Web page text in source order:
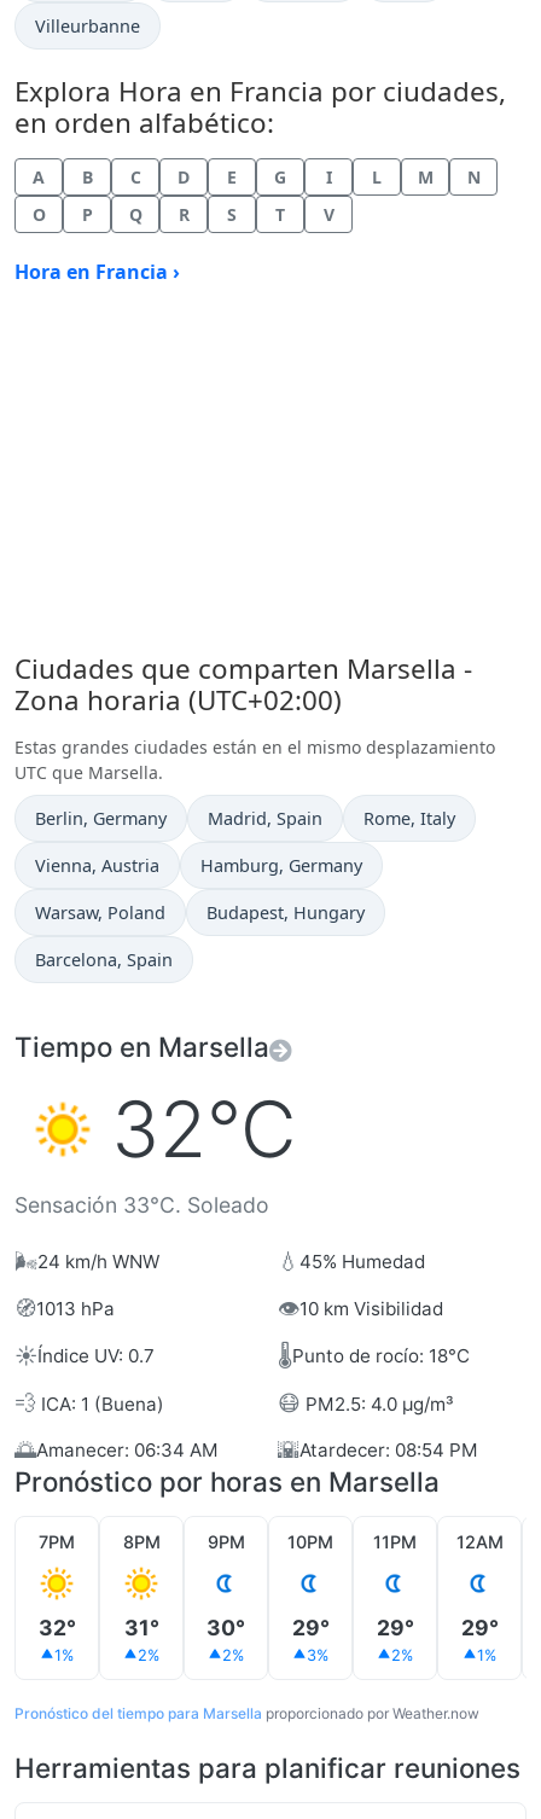
Hora actual en
Villeurbanne
Explora Hora en Francia por ciudades,
en orden alfabético:
A B C D E G I L M
N
O
P Q R S T V
Hora en Francia ›
Ciudades que comparten Marsella -
Zona horaria (UTC+02:00)
Estas grandes ciudades están en el mismo desplazamiento
UTC que Marsella.
Hora actual en
Berlin, Germany Hora actual en
Madrid, Spain Hora actual en
Rome, Italy
Hora actual en
Vienna, Austria Hora actual en
Hamburg, Germany
Hora actual en
Warsaw, Poland Hora actual en
Budapest, Hungary
Hora actual en
Barcelona, Spain
Tiempo en Marsella
32°C
Sensación 33°C. Soleado
🌬️24 km/h WNW 💧 45% Humedad
🧭1013 hPa 👁️10 km Visibilidad
☀️Índice UV: 0.7 🌡️Punto de rocío: 18°C
💨 ICA: 1 (Buena) 😷 PM2.5: 4.0 µg/m³
🌅Amanecer: 06:34 AM 🌇Atardecer: 08:54 PM
Pronóstico por horas en Marsella
7PM
32°
1%
8PM
31°
2%
9PM
30°
2%
10PM
29°
3%
11PM
29°
2%
12AM
29°
1%
Pronóstico del tiempo para Marsella proporcionado por Weather.now
Herramientas para planificar reuniones